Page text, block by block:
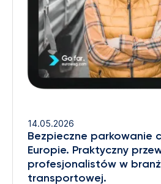
14.05.2026
Bezpieczne parkowanie
Europie. Praktyczny
profesjonalistów w
transportowej.